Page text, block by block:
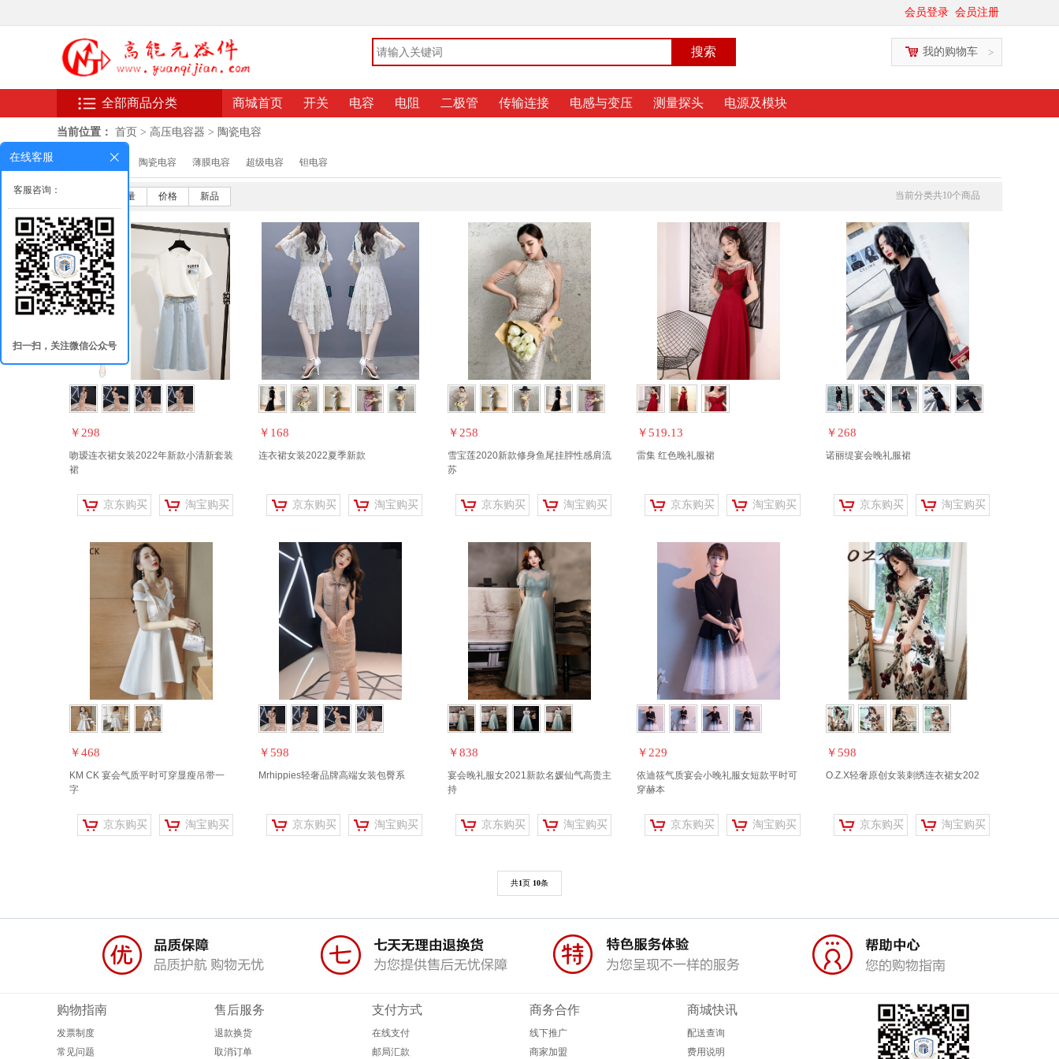
会员登录 会员注册
>
我的购物车
全部商品分类 商城首页 开关 电容 电阻 二极管 传输连接 电感与变压 测量探头 电源及模块
当前位置： 首页 > 高压电容器 > 陶瓷电容
陶瓷电容 薄膜电容 超级电容 钽电容
销量 价格 新品 当前分类共10个商品
￥298
吻瑷连衣裙女装2022年新款小清新套装
裙
京东购买 淘宝购买
￥168
连衣裙女装2022夏季新款
京东购买 淘宝购买
￥258
雪宝莲2020新款修身鱼尾挂脖性感肩流
苏
京东购买 淘宝购买
￥519.13
雷集 红色晚礼服裙
京东购买 淘宝购买
￥268
诺丽缇宴会晚礼服裙
京东购买 淘宝购买
￥468
KM CK 宴会气质平时可穿显瘦吊带一
字
京东购买 淘宝购买
￥598
Mrhippies轻奢品牌高端女装包臀系
京东购买 淘宝购买
￥838
宴会晚礼服女2021新款名媛仙气高贵主
持
京东购买 淘宝购买
￥229
依迪筱气质宴会小晚礼服女短款平时可
穿赫本
京东购买 淘宝购买
￥598
O.Z.X轻奢原创女装刺绣连衣裙女202
京东购买 淘宝购买
共1页 10条
购物指南
发票制度
常见问题
售后服务
退款换货
取消订单
支付方式
在线支付
邮局汇款
商务合作
线下推广
商家加盟
商城快讯
配送查询
费用说明
在线客服
客服咨询：
扫一扫，关注微信公众号